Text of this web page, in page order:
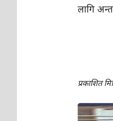
लागि
प्रकाशित